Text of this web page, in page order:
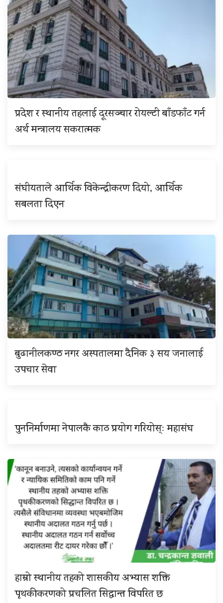
प्रदेश र स्थानीय तहलाई दूरसञ्चार रोयल्टी बाँडफाँट गर्न
अर्थ मन्त्रालय सकरात्मक
संघीयताले आर्थिक विकेन्द्रीकरण दियो, आर्थिक
सबलता दिएन
बुढानीलकण्ठ नगर अस्पतालमा दैनिक ३ सय जनालाई
उपचार सेवा
पुननिर्माणमा नेपालकै काठ प्रयोग गरियोस्ः महासंघ
हाम्रो स्थानीय तहको शासकीय अभ्यास शक्ति
पृथकीकरणको प्रचलित सिद्धान्त विपरित छ